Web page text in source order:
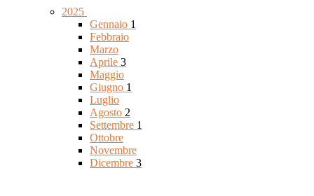
2025
Gennaio 1
Febbraio
Marzo
Aprile 3
Maggio
Giugno 1
Luglio
Agosto 2
Settembre 1
Ottobre
Novembre
Dicembre 3